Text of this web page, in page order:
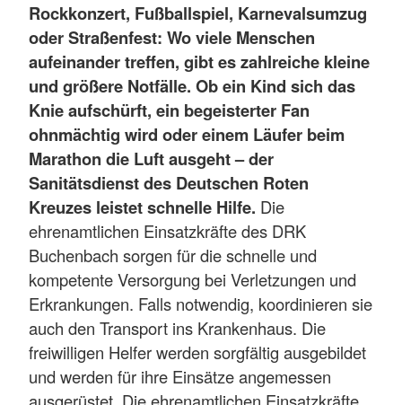
Rockkonzert, Fußballspiel, Karnevalsumzug
oder Straßenfest: Wo viele Menschen
aufeinander treffen, gibt es zahlreiche kleine
und größere Notfälle. Ob ein Kind sich das
Knie aufschürft, ein begeisterter Fan
ohnmächtig wird oder einem Läufer beim
Marathon die Luft ausgeht – der
Sanitätsdienst des Deutschen Roten
Kreuzes leistet schnelle Hilfe. Die
ehrenamtlichen Einsatzkräfte des DRK
Buchenbach sorgen für die schnelle und
kompetente Versorgung bei Verletzungen und
Erkrankungen. Falls notwendig, koordinieren sie
auch den Transport ins Krankenhaus. Die
freiwilligen Helfer werden sorgfältig ausgebildet
und werden für ihre Einsätze angemessen